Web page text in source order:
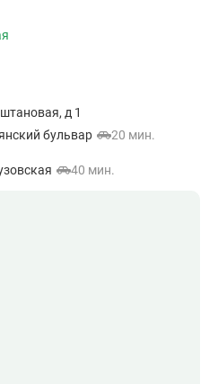
д 1
бульвар
20 мин.
40 мин.